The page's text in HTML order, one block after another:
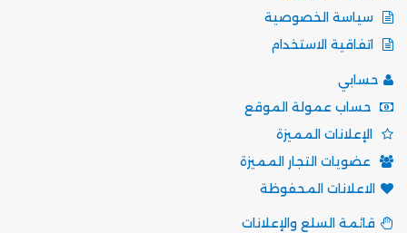
سياسة الخصوصية
اتفاقية الاستخدام
حسابي
حساب عمولة الموقع
الإعلانات المميزة
عضويات التجار المميزة
الاعلانات المحفوظة
قائمة السلع والإعلانات